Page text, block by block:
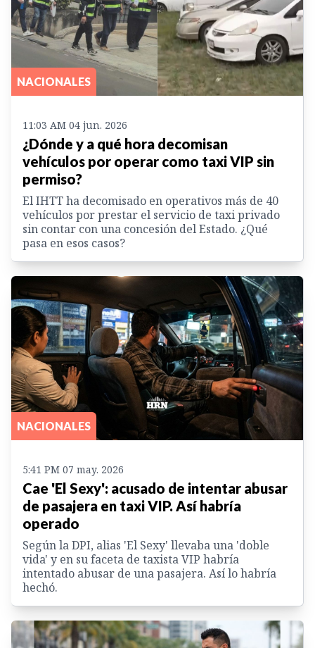
NACIONALES
11:03 AM 04 jun. 2026
¿Dónde y a qué hora decomisan
vehículos por operar como taxi VIP sin
permiso?
El IHTT ha decomisado en operativos más de 40
vehículos por prestar el servicio de taxi privado
sin contar con una concesión del Estado. ¿Qué
pasa en esos casos?
NACIONALES
5:41 PM 07 may. 2026
Cae 'El Sexy': acusado de intentar abusar
de pasajera en taxi VIP. Así habría
operado
Según la DPI, alias 'El Sexy' llevaba una 'doble
vida' y en su faceta de taxista VIP habría
intentado abusar de una pasajera. Así lo habría
hechó.